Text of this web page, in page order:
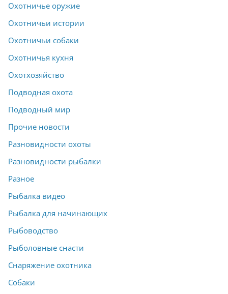
Охотничье оружие
Охотничьи истории
Охотничьи собаки
Охотничья кухня
Охотхозяйство
Подводная охота
Подводный мир
Прочие новости
Разновидности охоты
Разновидности рыбалки
Разное
Рыбалка видео
Рыбалка для начинающих
Рыбоводство
Рыболовные снасти
Снаряжение охотника
Собаки